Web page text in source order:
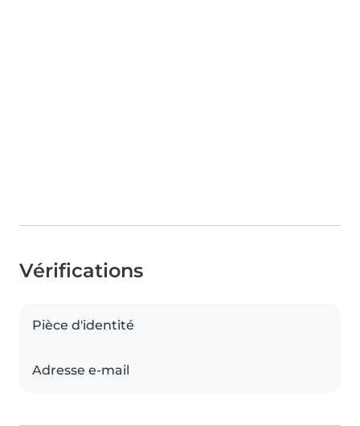
Vérifications
Pièce d'identité
Adresse e-mail